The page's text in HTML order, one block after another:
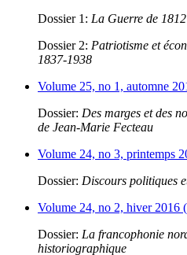
Dossier 1: La Guerre de 1812
Dossier 2: Patriotisme et
1837-1938
Volume 25, no 1, automne
Dossier: Des marges et des
de Jean-Marie Fecteau
Volume 24, no 3, printemps
Dossier: Discours politiques
Volume 24, no 2, hiver 2016
Dossier: La francophonie
historiographique